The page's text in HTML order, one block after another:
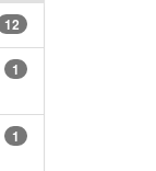
12
1
1